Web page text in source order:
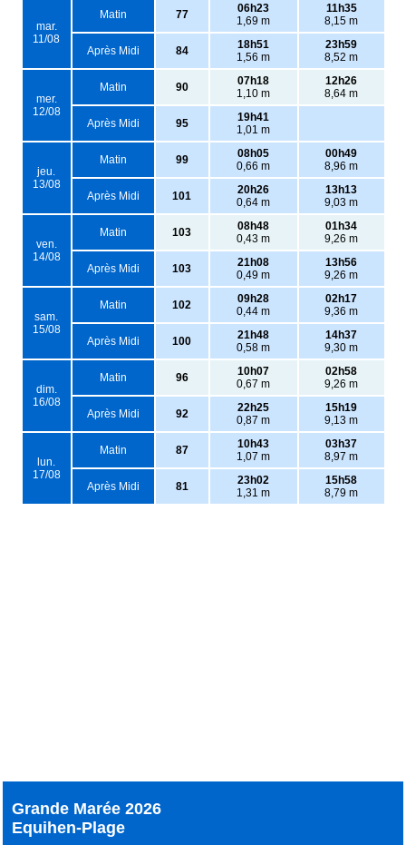
mar.
11/08
Matin 77
06h23
1,69 m
11h35
8,15 m
Après Midi 84
18h51
1,56 m
23h59
8,52 m
mer.
12/08
Matin 90
07h18
1,10 m
12h26
8,64 m
Après Midi 95
19h41
1,01 m
jeu.
13/08
Matin 99
08h05
0,66 m
00h49
8,96 m
Après Midi 101
20h26
0,64 m
13h13
9,03 m
ven.
14/08
Matin 103
08h48
0,43 m
01h34
9,26 m
Après Midi 103
21h08
0,49 m
13h56
9,26 m
sam.
15/08
Matin 102
09h28
0,44 m
02h17
9,36 m
Après Midi 100
21h48
0,58 m
14h37
9,30 m
dim.
16/08
Matin 96
10h07
0,67 m
02h58
9,26 m
Après Midi 92
22h25
0,87 m
15h19
9,13 m
lun.
17/08
Matin 87
10h43
1,07 m
03h37
8,97 m
Après Midi 81
23h02
1,31 m
15h58
8,79 m
Grande Marée 2026
Equihen-Plage